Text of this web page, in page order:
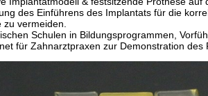
des Einführens des Implantats für die
vermeiden.
Schulen in Bildungsprogrammen,
für Zahnarztpraxen zur Demonstration